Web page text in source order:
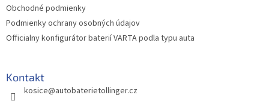
Obchodné podmienky
Podmienky ochrany osobných údajov
Officialny konfigurátor baterií VARTA podla typu auta
Kontakt
kosice@autobaterietollinger.cz